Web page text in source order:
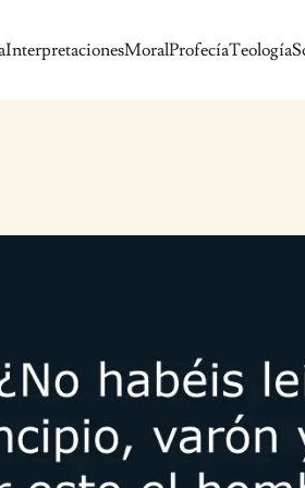
InterpretacionesMoralProfecíaTeología